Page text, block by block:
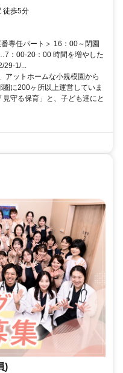
徒歩5分
専任パート＞ 16：00～閉園
：00-20：00 時間を増やした
29-1/...
アットホームな小規模園から
に200ヶ所以上運営していま
守る保育」と、子ども達にと
)